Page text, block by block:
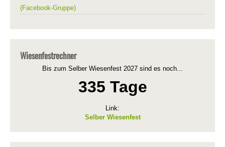
(Facebook-Gruppe)
Wiesenfestrechner
Bis zum Selber Wiesenfest 2027 sind es noch...
335 Tage
Link:
Selber Wiesenfest